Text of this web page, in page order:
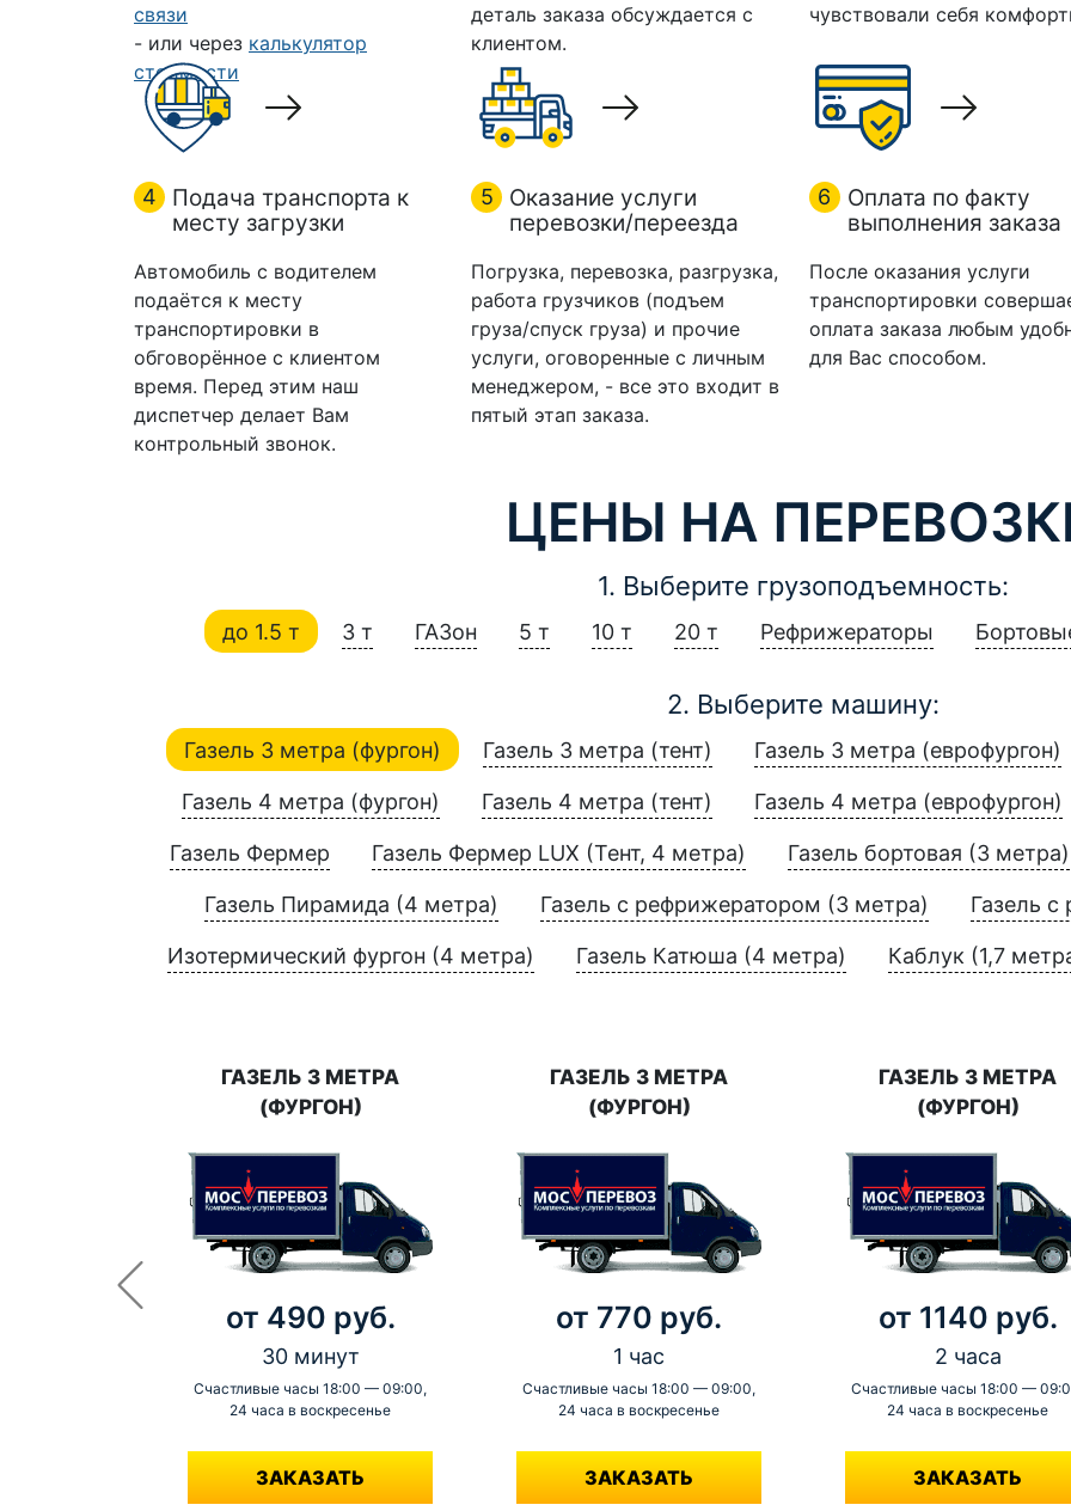
связи
- или через калькулятор
стоимости
деталь заказа обсуждается с
клиентом.
чувствовали себя
4
Подача транспорта к
месту загрузки
Автомобиль с водителем
подаётся к месту
транспортировки в
обговорённое с клиентом
время. Перед этим наш
диспетчер делает Вам
контрольный звонок.
5
Оказание услуги
перевозки/переезда
Погрузка, перевозка, разгрузка,
работа грузчиков (подъем
груза/спуск груза) и прочие
услуги, оговоренные с личным
менеджером, - все это входит в
пятый этап заказа.
6
Оплата по факту
выполнения заказа
После оказания услуги
транспортировки
оплата заказа любым
для Вас способом.
ЦЕНЫ НА
1. Выберите грузоподъемность:
до 1.5 т 3 т ГАЗон 5 т 10 т 20 т Рефрижераторы
2. Выберите машину:
Газель 3 метра (фургон) Газель 3 метра (тент) Газель 3 метра (еврофургон)
Газель 4 метра (фургон) Газель 4 метра (тент) Газель 4 метра (еврофургон)
Газель Фермер Газель Фермер LUX (Тент, 4 метра) Газель бортовая (3 метра)
Газель Пирамида (4 метра) Газель с рефрижератором (3 метра) Газель
Изотермический фургон (4 метра) Газель Катюша (4 метра) Каблук (1,7
ГАЗЕЛЬ 3 МЕТРА
(ФУРГОН)
от 490 руб.
30 минут
Счастливые часы 18:00 — 09:00,
24 часа в воскресенье
-
ЗАКАЗАТЬ
ГАЗЕЛЬ 3 МЕТРА
(ФУРГОН)
от 770 руб.
1 час
Счастливые часы 18:00 — 09:00,
24 часа в воскресенье
-
ЗАКАЗАТЬ
ГАЗЕЛЬ 3 МЕТРА
(ФУРГОН)
от 1140 руб.
2 часа
Счастливые часы 18:00 —
24 часа в воскресенье
-
ЗАКАЗАТЬ